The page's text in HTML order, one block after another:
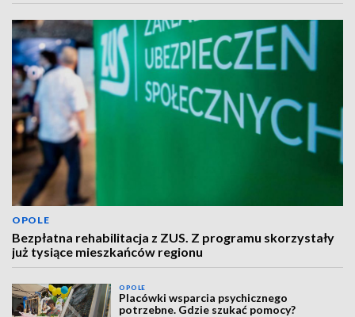
OPOLE
Bezpłatna rehabilitacja z ZUS. Z programu skorzystały
już tysiące mieszkańców regionu
OPOLE
Placówki wsparcia psychicznego
potrzebne. Gdzie szukać pomocy?